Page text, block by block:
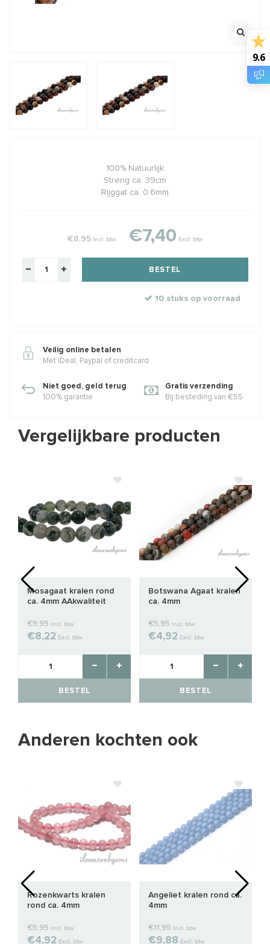
€4,95 Incl. btw
100% Natuurlijk
Streng ca. 39cm
Rijggat ca. 0.6mm
€8,95 Incl. btw €7,40 Excl. btw
BESTEL
10 stuks op voorraad
Veilig online betalen
Met iDeal, Paypal of creditcard
Niet goed, geld terug
100% garantie
Gratis verzending
Bij besteding van €55
Vergelijkbare producten
Mosagaat kralen rond
ca. 4mm AAkwaliteit
€9,95 Incl. btw
€8,22 Excl. btw
BESTEL
Botswana Agaat kralen
ca. 4mm
€5,95 Incl. btw
€4,92 Excl. btw
BESTEL
Anderen kochten ook
Rozenkwarts kralen
rond ca. 4mm
€5,95 Incl. btw
€4,92 Excl. btw
Angeliet kralen rond ca.
4mm
€11,95 Incl. btw
€9,88 Excl. btw
9.6